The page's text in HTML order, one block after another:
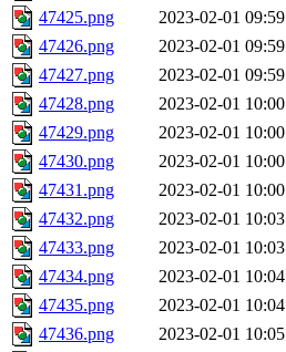
47425.png
2023-02-01 09:59
47426.png
2023-02-01 09:59
47427.png
2023-02-01 09:59
47428.png
2023-02-01 10:00
47429.png
2023-02-01 10:00
47430.png
2023-02-01 10:00
47431.png
2023-02-01 10:00
47432.png
2023-02-01 10:03
47433.png
2023-02-01 10:03
47434.png
2023-02-01 10:04
47435.png
2023-02-01 10:04
47436.png
2023-02-01 10:05